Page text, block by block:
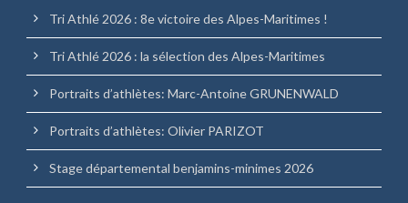
Tri Athlé 2026 : 8e victoire des Alpes-Maritimes !
Tri Athlé 2026 : la sélection des Alpes-Maritimes
Portraits d’athlètes: Marc-Antoine GRUNENWALD
Portraits d’athlètes: Olivier PARIZOT
Stage départemental benjamins-minimes 2026